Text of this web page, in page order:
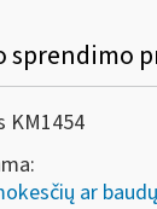
KM1454
ar